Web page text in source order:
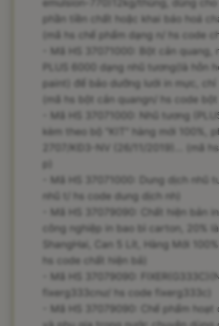
emulsion-770)12kg/thùng, dùng
phần tiền chất hoặc khai báo hoá
(mã hs chế phẩm dạng n/ hs code
- Mã HS 37071000: Bột cản quang,
PLUS 6000 dạng nhũ tương(là hỗn
paint) để bảo dưỡng lưới in mực,
(mã hs bột cản quangn/ hs code
- Mã HS 37071000: Nhũ tương
kèm theo bộ "KIT" hàng mới 100%,
2707/KĐ3-NV (26/11/2019)... (mã
- Mã HS 37071000: Dung dịch
nhũ t/ hs code dung dịch nh)
- Mã HS 37079090: Chất hiện bản
công nghiệp in bao bì carton, 20%
ShangHai, Can 5 Lít, Hàng Mới
hs code chất hiện bả)
- Mã HS 37079090:
fixerg333cnư/ hs code fixerg333c)
- Mã HS 37079090: Chế phẩm